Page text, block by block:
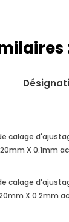
calage
X 0.1mm
calage
X 0.2mm